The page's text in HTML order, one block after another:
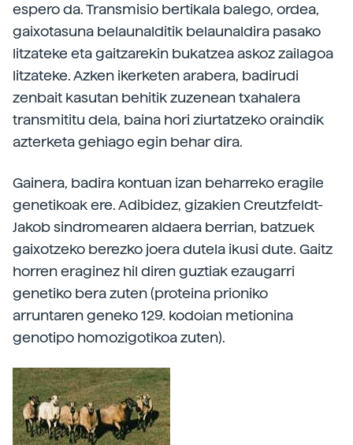
espero da. Transmisio bertikala balego, ordea,
gaixotasuna belaunalditik belaunaldira pasako
litzateke eta gaitzarekin bukatzea askoz zailagoa
litzateke. Azken ikerketen arabera, badirudi
zenbait kasutan behitik zuzenean txahalera
transmititu dela, baina hori ziurtatzeko oraindik
azterketa gehiago egin behar dira.
Gainera, badira kontuan izan beharreko eragile
genetikoak ere. Adibidez, gizakien Creutzfeldt-
Jakob sindromearen aldaera berrian, batzuek
gaixotzeko berezko joera dutela ikusi dute. Gaitz
horren eraginez hil diren guztiak ezaugarri
genetiko bera zuten (proteina prioniko
arruntaren geneko 129. kodoian metionina
genotipo homozigotikoa zuten).